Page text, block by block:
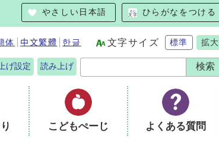
やさしい日本語 ひらがなをつける
体 中文繁體 한글 文字サイズ 標準 拡大
読み上げ
げ設定
こどもぺーじ よくある質問